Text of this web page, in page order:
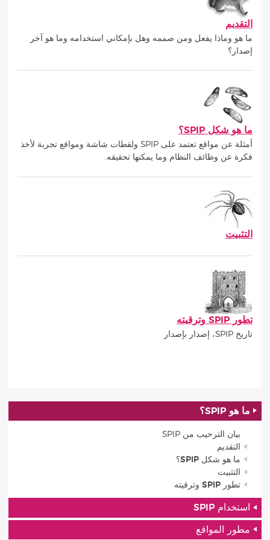
التقديم
ما هو وماذا يفعل ومن صممه وهل بإمكاني استخدامه وما هو آخر
إصدار؟
ما هو شكل SPIP؟
أمثلة عن مواقع تعتمد على SPIP ولقطات شاشة ومواقع تجربة لأخذ
فكرة عن وظائف النظام وما يمكنها تحقيقه.
التثبيت
تطور SPIP وترقيته
تاريخ SPIP، إصدار بإصدار
ما هو SPIP؟
بيان الترحيب من SPIP
التقديم
ما هو شكل SPIP؟
التثبيت
تطور SPIP وترقيته
استخدام SPIP
مطور المواقع